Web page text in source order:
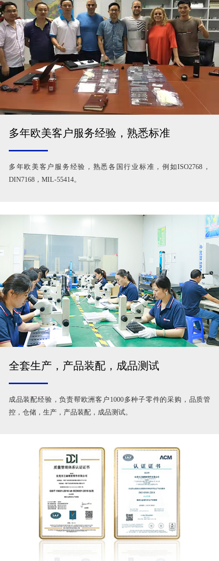
多年欧美客户服务经验，熟悉标准
多年欧美客户服务经验，熟悉各国行业标准，例如ISO2768，
DIN7168，MIL-55414。
全套生产，产品装配，成品测试
成品装配经验，负责帮欧洲客户1000多种子零件的采购，品质管
控，仓储，生产，产品装配，成品测试。